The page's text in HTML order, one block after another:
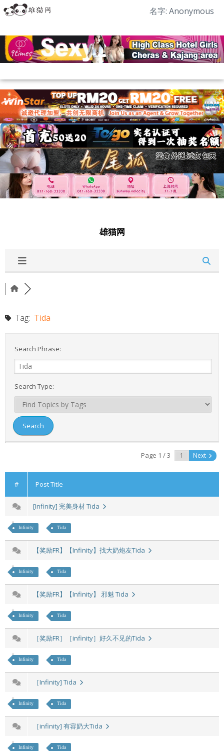
名字: Anonymous
雄猫网
Tag: Tida
Search Phrase:
Search Type:
Page 1 / 3 Next
# Post Title
[Infinity] 完美身材 Tida
Infinity Tida
【奖励FR】【Infinity】找大奶炮友Tida
Infinity Tida
【奖励FR】【Infinity】 邪魅 Tida
Infinity Tida
［奖励FR］［infinity］好久不见的Tida
Infinity Tida
［Infinity] Tida
Infinity Tida
［infinity] 有容奶大Tida
Infinity Tida